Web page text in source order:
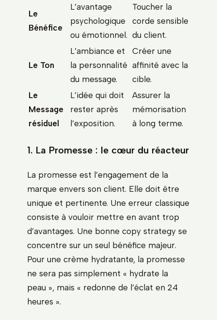
Le
Bénéfice
L’avantage
psychologique
ou émotionnel.
Toucher la
corde sensible
du client.
Le Ton
L’ambiance et
la personnalité
du message.
Créer une
affinité avec la
cible.
Le
Message
résiduel
L’idée qui doit
rester après
l’exposition.
Assurer la
mémorisation
à long terme.
1. La Promesse : le cœur du réacteur
La promesse est l’engagement de la
marque envers son client. Elle doit être
unique et pertinente. Une erreur classique
consiste à vouloir mettre en avant trop
d’avantages. Une bonne copy strategy se
concentre sur un seul bénéfice majeur.
Pour une crème hydratante, la promesse
ne sera pas simplement « hydrate la
peau », mais « redonne de l’éclat en 24
heures ».